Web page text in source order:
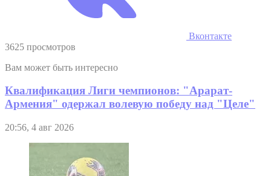
Вконтакте
3625 просмотров
Вам может быть интересно
Квалификация Лиги чемпионов: "Арарат-
Армения" одержал волевую победу над "Целе"
20:56, 4 авг 2026